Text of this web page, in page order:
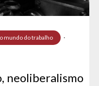
mundo do trabalho
·
neoliberalismo